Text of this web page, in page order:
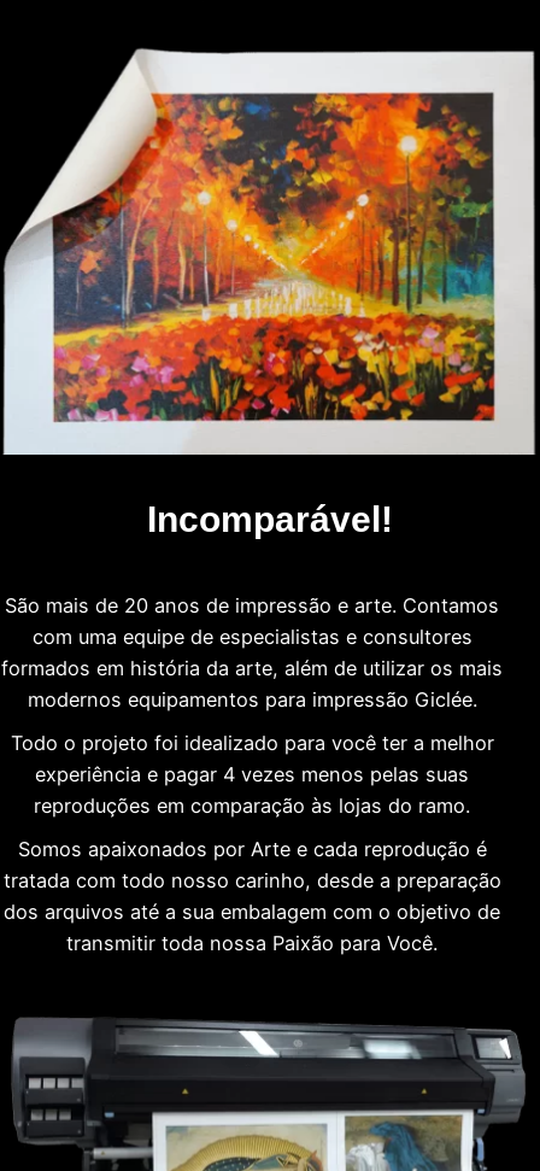
Incomparável!
São mais de 20 anos de impressão e arte. Contamos
com uma equipe de especialistas e consultores
formados em história da arte, além de utilizar os mais
modernos equipamentos para impressão Giclée.
Todo o projeto foi idealizado para você ter a melhor
experiência e pagar 4 vezes menos pelas suas
reproduções em comparação às lojas do ramo.
Somos apaixonados por Arte e cada reprodução é
tratada com todo nosso carinho, desde a preparação
dos arquivos até a sua embalagem com o objetivo de
transmitir toda nossa Paixão para Você.